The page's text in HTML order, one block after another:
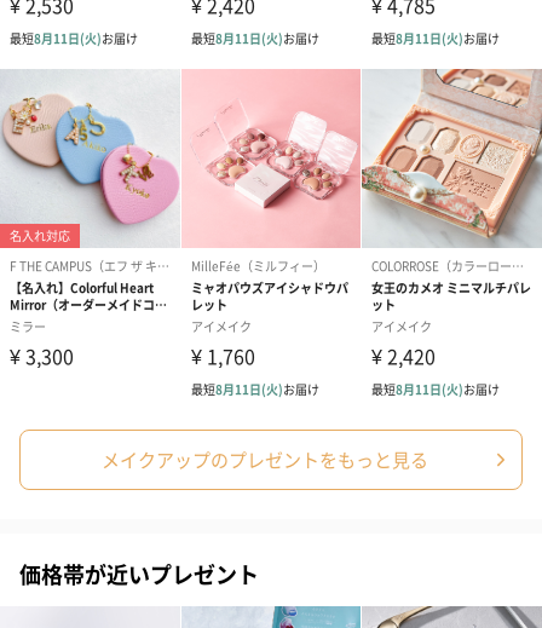
＜リップバーム＞
ヒマワリ種子油、ドデカン、ミツロウ、(オレイン酸/
リノール酸/リノレン酸)ポリグリセリズ、シリカ、 炭
酸ジカプリリル、ヒマシ油、シア脂、香料、トコフェ
ロール、黄5、赤201
【容器、チューブ、キャップ 】
プラ
本体サイズ
幅203mm×奥行50mm×高さ50mm
内容量
ハンドクリーム：30ml
リップバーム：15ml
パッケージ外
直方体化粧箱
清潔な肌に塗布してください。
＜リップバーム＞
メイクアップのプレゼントをもっと見る
価格帯が近いプレゼント